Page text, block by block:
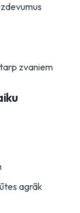
zvaniem
agrāk